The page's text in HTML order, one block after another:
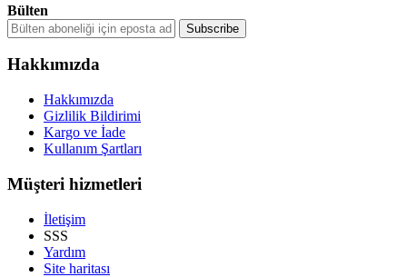
Bülten
Hakkımızda
Hakkımızda
Gizlilik Bildirimi
Kargo ve İade
Kullanım Şartları
Müşteri hizmetleri
İletişim
SSS
Yardım
Site haritası